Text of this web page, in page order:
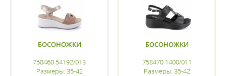
БОСОНОЖКИ
758460 54192/013
Размеры: 35-42
БОСОНОЖКИ
758470 1400/011
Размеры: 35-42